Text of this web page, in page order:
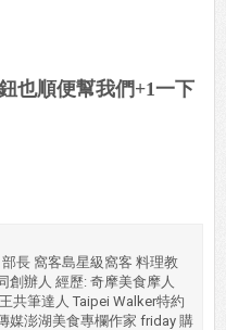
也順便幫我們+1一下
長 窩客島星級窩客 料理教
創辦人 經歷: 奇摩美食摩人
共筆達人 Taipei Walker特約
媒澎湖美食專欄作家 friday 購